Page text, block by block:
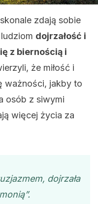
zdają sobie
dojrzałość i
z biernością i
że miłość i
ważności, jakby to
osób z siwymi
więcej życia za
dojrzała